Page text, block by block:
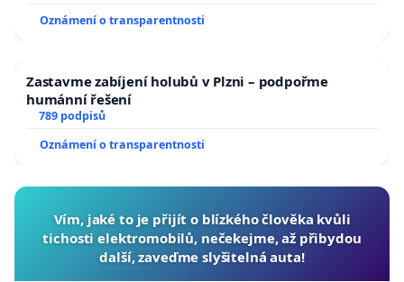
Oznámení o transparentnosti
Zastavme zabíjení holubů v Plzni – podpořme
humánní řešení
789 podpisů
Oznámení o transparentnosti
Vím, jaké to je přijít o blízkého člověka kvůli
tichosti elektromobilů, nečekejme, až přibydou
další, zaveďme slyšitelná auta!